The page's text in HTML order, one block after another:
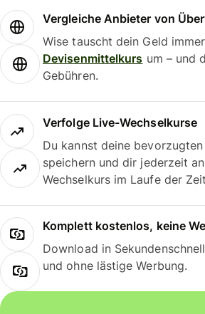
Vergleiche Anbieter von
Wise tauscht dein Geld
Devisenmittelkurs um – und
Gebühren.
Verfolge Live-Wechselkurse
Du kannst deine
speichern und dir jederzeit
Wechselkurs im Laufe der
Komplett kostenlos, keine
Download in
und ohne lästige Werbung.